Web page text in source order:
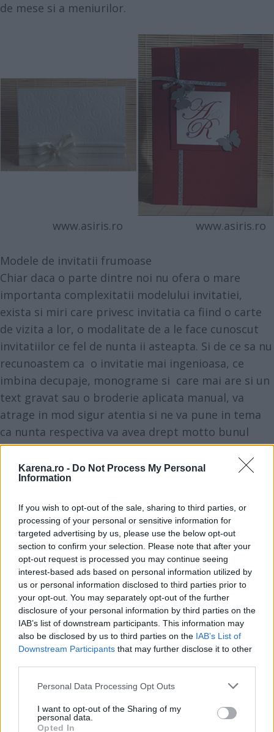
Karena.ro - Do Not Process My Personal
Information
If you wish to opt-out of the sale, sharing to third parties, or
processing of your personal or sensitive information for
targeted advertising by us, please use the below opt-out
section to confirm your selection. Please note that after your
opt-out request is processed you may continue seeing
interest-based ads based on personal information utilized by
us or personal information disclosed to third parties prior to
your opt-out. You may separately opt-out of the further
disclosure of your personal information by third parties on the
IAB’s list of downstream participants. This information may
also be disclosed by us to third parties on the IAB’s List of
Downstream Participants that may further disclose it to other
Please note that this website/app uses one or more Google
not limited to your visit or usage behaviour. You may click to
grant or deny consent to Google and its third-party tags to
Personal Data Processing Opt Outs
I want to opt-out of the Sharing of my
personal data.
Opted In
de mese si a meniurilor.
www.asiris.ro www.asiris.ro
Modele de invitatii frumoase
Chiar daca o parte dintre noi nu ofera o mare
importanta complexitatii modelului invitatiei,
exista si miri care privesc invitatia ca fiind o carte
de vizita a lor, o modalitate de a le face cunoscut
invitatiilor ce fel de nunta ii asteapta. Si de ce sa nu
recunoastem ca o invitatie mai ingenioasa, ce
imbina decupaje, monograme si care mai are si un
text gravat sau o broderie aplicata manual, va
atrage in mod sigur atentia si ne va pune in tema
ca nunta respectiva va avea drept motto bunul
gust.
www.topmariage.ro
www.asiris.ro
Personalizarea invitatiilor
Unii miri aleg sa mearga pe personalizarea